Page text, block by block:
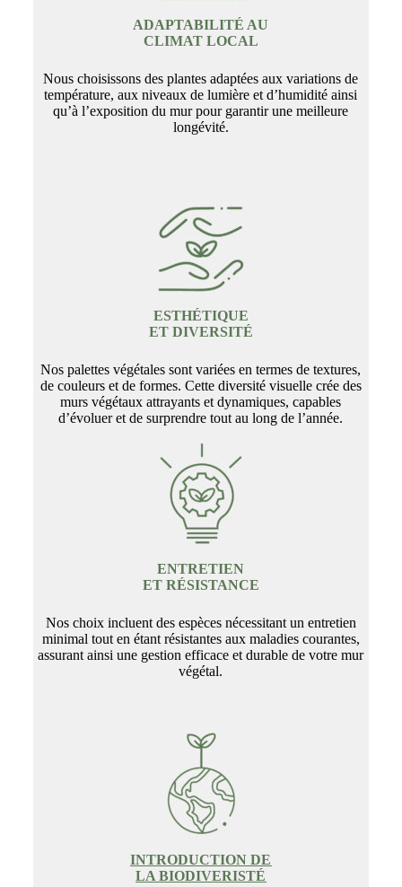
ADAPTABILITÉ AU
CLIMAT LOCAL
Nous choisissons des plantes adaptées aux variations de
température, aux niveaux de lumière et d’humidité ainsi
qu’à l’exposition du mur pour garantir une meilleure
longévité.
ESTHÉTIQUE
ET DIVERSITÉ
Nos palettes végétales sont variées en termes de textures,
de couleurs et de formes. Cette diversité visuelle crée des
murs végétaux attrayants et dynamiques, capables
d’évoluer et de surprendre tout au long de l’année.
ENTRETIEN
ET RÉSISTANCE
Nos choix incluent des espèces nécessitant un entretien
minimal tout en étant résistantes aux maladies courantes,
assurant ainsi une gestion efficace et durable de votre mur
végétal.
INTRODUCTION DE
LA BIODIVERISTÉ